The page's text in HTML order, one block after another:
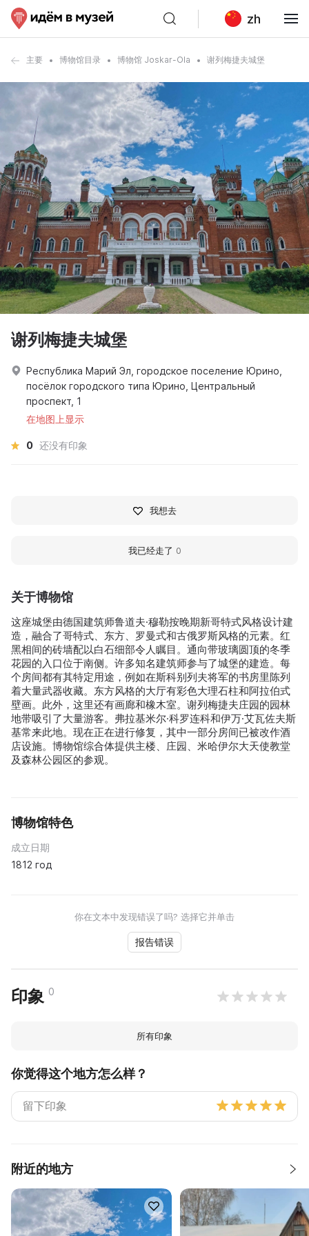
zh
主要 博物馆目录 博物馆 Joskar-Ola 谢列梅捷夫城堡
关于博物馆
这座城堡由德国建筑师鲁道夫·穆勒按晚期新哥特式风格设计建
造，融合了哥特式、东方、罗曼式和古俄罗斯风格的元素。红
黑相间的砖墙配以白石细部令人瞩目。通向带玻璃圆顶的冬季
花园的入口位于南侧。许多知名建筑师参与了城堡的建造。每
个房间都有其特定用途，例如在斯科别列夫将军的书房里陈列
着大量武器收藏。东方风格的大厅有彩色大理石柱和阿拉伯式
壁画。此外，这里还有画廊和橡木室。谢列梅捷夫庄园的园林
地带吸引了大量游客。弗拉基米尔·科罗连科和伊万·艾瓦佐夫斯
基常来此地。现在正在进行修复，其中一部分房间已被改作酒
店设施。博物馆综合体提供主楼、庄园、米哈伊尔大天使教堂
及森林公园区的参观。
博物馆特色
成立日期
1812 год
你在文本中发现错误了吗? 选择它并单击
报告错误
印象 0
所有印象
你觉得这个地方怎么样？
附近的地方
谢列梅捷夫城堡
Республика Марий Эл, городское поселение Юрино,
посёлок городского типа Юрино, Центральный
проспект, 1
在地图上显示
0 还没有印象
我想去
我已经走了 0